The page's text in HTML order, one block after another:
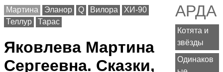
АРДА
Котята и
звёзды
Одинаков
Мартина Эланор Q Вилора
ХИ-90
Теллур
Тарас
Яковлева Мартина
Сергеевна. Сказки,